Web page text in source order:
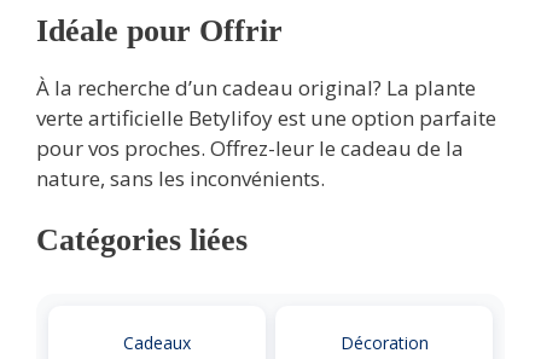
Idéale pour Offrir
À la recherche d’un cadeau original? La plante
verte artificielle Betylifoy est une option parfaite
pour vos proches. Offrez-leur le cadeau de la
nature, sans les inconvénients.
Catégories liées
Cadeaux Décoration